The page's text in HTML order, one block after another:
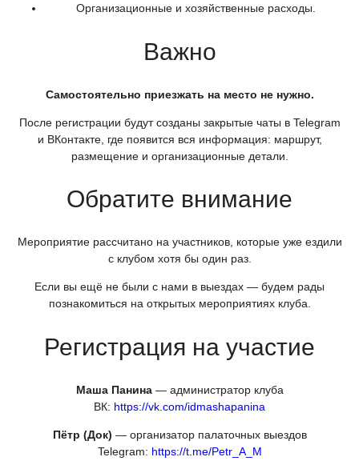
Организационные и хозяйственные расходы.
Важно
Самостоятельно приезжать на место не нужно.
После регистрации будут созданы закрытые чаты в Telegram
и ВКонтакте, где появится вся информация: маршрут,
размещение и организационные детали.
Обратите внимание
Мероприятие рассчитано на участников, которые уже ездили
с клубом хотя бы один раз.
Если вы ещё не были с нами в выездах — будем рады
познакомиться на открытых мероприятиях клуба.
Регистрация на участие
Маша Панина— администратор клуба
ВК: https://vk.com/idmashapanina
Пётр (Док) — организатор палаточных выездов
Telegram: https://t.me/Petr_A_M